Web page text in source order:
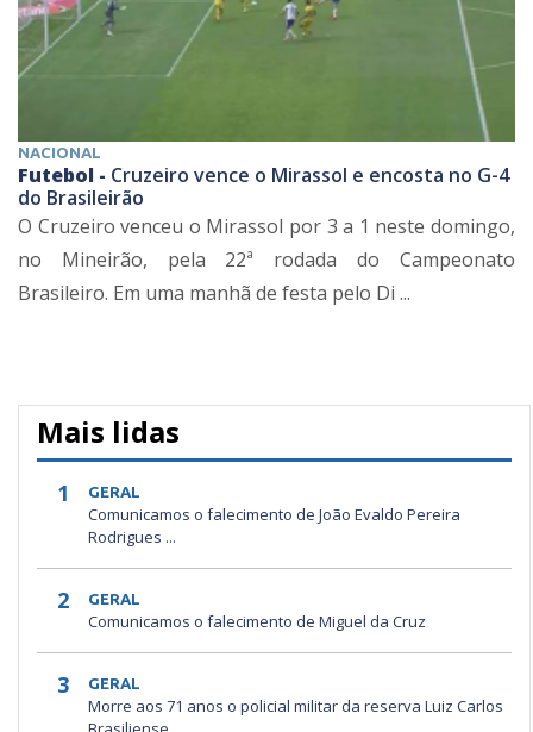
NACIONAL
Futebol - Cruzeiro vence o Mirassol e encosta no G-4
do Brasileirão
O Cruzeiro venceu o Mirassol por 3 a 1 neste domingo,
no Mineirão, pela 22ª rodada do Campeonato
Brasileiro. Em uma manhã de festa pelo Di ...
Mais lidas
1 GERAL
Comunicamos o falecimento de João Evaldo Pereira
Rodrigues ...
2 GERAL
Comunicamos o falecimento de Miguel da Cruz
3 GERAL
Morre aos 71 anos o policial militar da reserva Luiz Carlos